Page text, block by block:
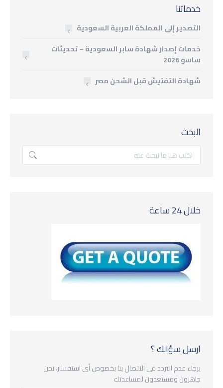
خدماتنا
التصدير إلى المملكة العربية السعودية
خدمات إصدار شهادة سابر السعودية – تحديثات
ساسو 2026
شهادة التفتيش قبل الشحن مصر
البحث
البحث
خلال 24 ساعة
ارسل سؤالك ؟
برجاء عدم التردد فى الاتصال بنا بخصوص أى استفسار، نحن
جاهزون ومستعدون لمساعدتك